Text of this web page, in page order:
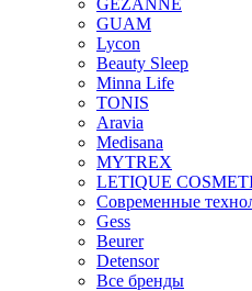
GEZANNE
GUAM
Lycon
Beauty Sleep
Minna Life
TONIS
Aravia
Medisana
MYTREX
LETIQUE
Современные
Gess
Beurer
Detensor
Все бренды